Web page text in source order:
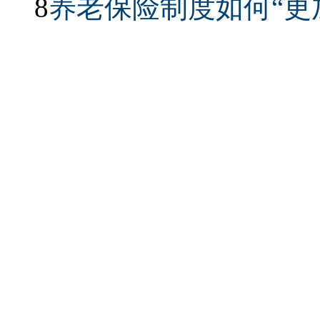
8养老保险制度如何“